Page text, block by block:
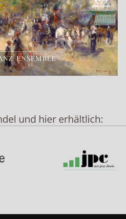
und hier erhältlich: